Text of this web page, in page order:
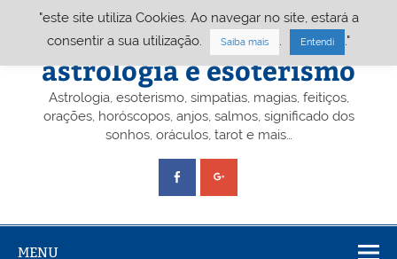
Portal A&E – Portal
astrologia e esoterismo
Astrologia, esoterismo, simpatias, magias, feitiços,
orações, horóscopos, anjos, salmos, significado dos
sonhos, oráculos, tarot e mais…
MENU
"este site utiliza Cookies. Ao navegar no site, estará a
consentir a sua utilização.
Saiba mais Entendi ."